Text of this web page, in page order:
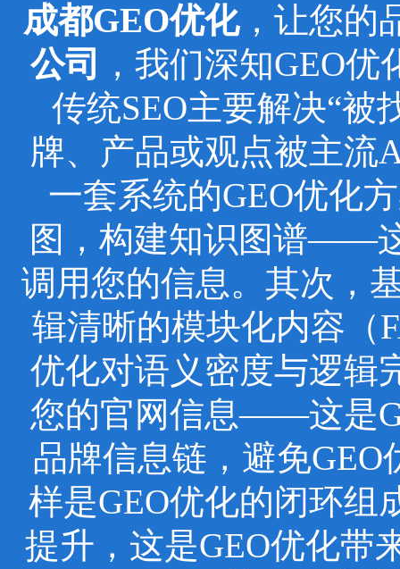
成都GEO优化，让您的
公司
，我们深知GEO
传统SEO主要解决“被
牌、产品或观点被主流
一套系统的GEO优化
图，构建知识图谱——
调用您的信息。其次，
辑清晰的模块化内容（
优化对语义密度与逻辑
您的官网信息——这是
品牌信息链，避免
样是GEO优化的闭环组
提升，这是GEO优化带